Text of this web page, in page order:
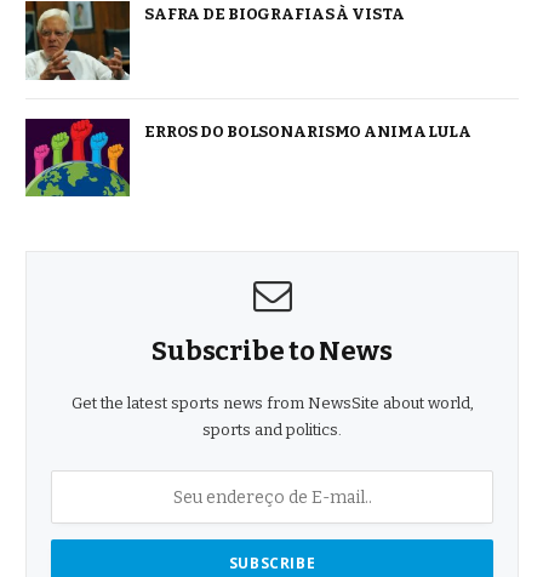
SAFRA DE BIOGRAFIAS À VISTA
ERROS DO BOLSONARISMO ANIMA LULA
Subscribe to News
Get the latest sports news from NewsSite about world,
sports and politics.